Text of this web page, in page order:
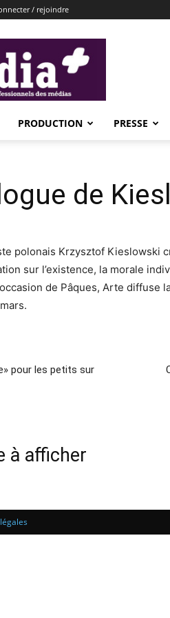
/ rejoindre
PRODUCTION PRESSE
de
polonais Krzysztof Kieslowski
sur l’existence, la morale
de Pâques, Arte
pour les petits sur
à afficher